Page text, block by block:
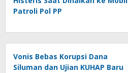
Patroli Pol PP
Vonis Bebas Korupsi Dana
Siluman dan Ujian KUHAP Baru